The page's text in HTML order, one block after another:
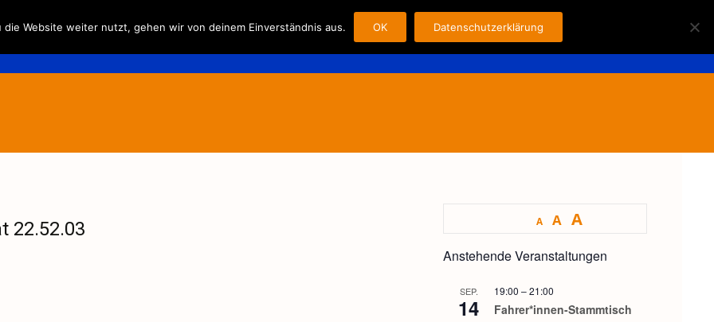
to
content
Fahrplan/-preise Der Verein Fahrer Kontakt Impressum
for:
22.52.03 A A A
Anstehende Veranstaltungen
SEP.
14
19:00 –21:00
Fahrer*innen-Stammtisch
die Website weiter nutzt, gehen wir von deinem Einverständnis aus. OK Datenschutzerklärung